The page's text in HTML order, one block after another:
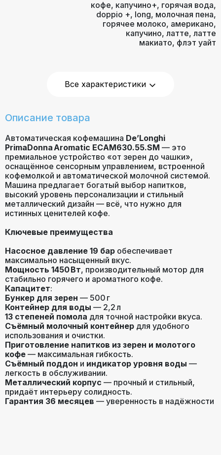
кофе, капучино+, горячая вода,
doppio +, long, молочная пена,
горячее молоко, американо,
капучино, латте, латте
макиато, флэт уайт
Дополнительные
функции
или bluetooth) , автоматическая
воды,автоматическая очистка
от накипи,индикатор уровня
воды,блокировка включения
без воды,индикация очистки
от накипи,регулировка
диспенсера по высоте
Давление помпы
Настройки
жесткость воды, количество
пены,крепость кофе
порции горячей воды
температура кофе
Тип управления сенсорное
Все характеристики
Описание товара
Автоматическая кофемашина De’Longhi
PrimaDonna Aromatic ECAM630.55.SM — это
премиальное устройство «от зерен до чашки»,
оснащённое сенсорным управлением, встроенной
кофемолкой и автоматической молочной системой.
Машина предлагает богатый выбор напитков,
высокий уровень персонализации и стильный
металлический дизайн — всё, что нужно для
истинных ценителей кофе.
Ключевые преимущества
Насосное давление 19 бар обеспечивает
максимально насыщенный вкус.
Мощность 1450 Вт, производительный мотор для
стабильно горячего и ароматного кофе.
Капацитет:
Бункер для зерен — 500 г
Контейнер для воды — 2,2 л
13 степеней помола для точной настройки вкуса.
Съёмный молочный контейнер для удобного
использования и очистки.
Приготовление напитков из зерен и молотого
кофе — максимальная гибкость.
Съёмный поддон и индикатор уровня воды —
легкость в обслуживании.
Металлический корпус — прочный и стильный,
придаёт интерьеру солидность.
Гарантия 36 месяцев — уверенность в надёжности